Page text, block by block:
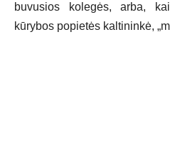
buvusios kolegės, arba,
kūrybos popietės kaltininkė,